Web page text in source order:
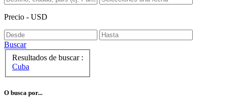
Precio - USD
Buscar
Resultados de buscar :
Cuba
O busca por...